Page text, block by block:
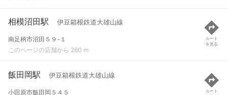
相模沼田駅 伊豆箱根鉄道大雄山線
南足柄市沼田５９-１
このページの店舗から 260 m
ルート
を見る
飯田岡駅 伊豆箱根鉄道大雄山線
小田原市飯田岡５４５
ルート